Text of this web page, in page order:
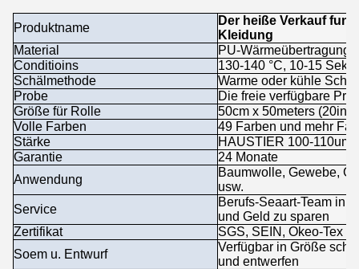
Produktname
Der heiße Verkauf
Kleidung
Material
PU-
Conditioins
130-140 °C, 10-15
Schälmethode
Warme oder kühle
Probe
Die freie verfügbare
Größe für Rolle
50cm x 50meters
Volle Farben
49 Farben und mehr
Stärke
HAUSTIER 100-110um
Garantie
24 Monate
Anwendung
Baumwolle, Gewebe,
usw.
Service
Berufs-Seaart-Team
und Geld zu sparen
Zertifikat
SGS, SEIN, Okeo-Tex
Soem u. Entwurf
Verfügbar in Größe
und entwerfen